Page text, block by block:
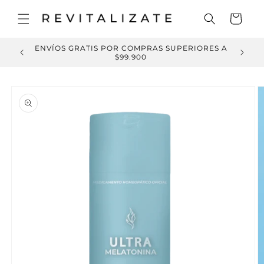
directamente
al contenido
Carrito
ENVÍOS GRATIS POR COMPRAS SUPERIORES A
$99.900
información